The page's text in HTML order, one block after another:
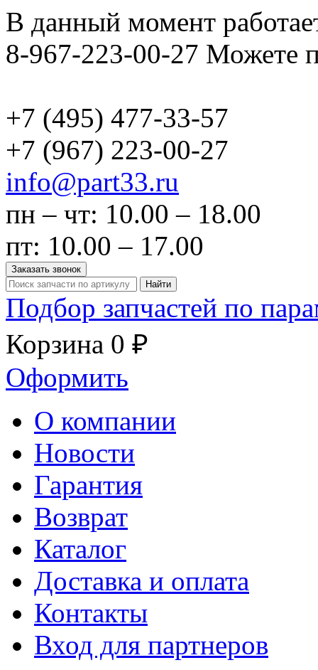
В данный момент
8-967-223-00-27 Можете
+7 (495) 477-33-57
+7 (967) 223-00-27
info@part33.ru
пн – чт: 10.00 – 18.00
пт: 10.00 – 17.00
Заказать звонок
Найти
Подбор запчастей по
Корзина 0 ₽
Оформить
О компании
Новости
Гарантия
Возврат
Каталог
Доставка и оплата
Контакты
Вход для партнеров